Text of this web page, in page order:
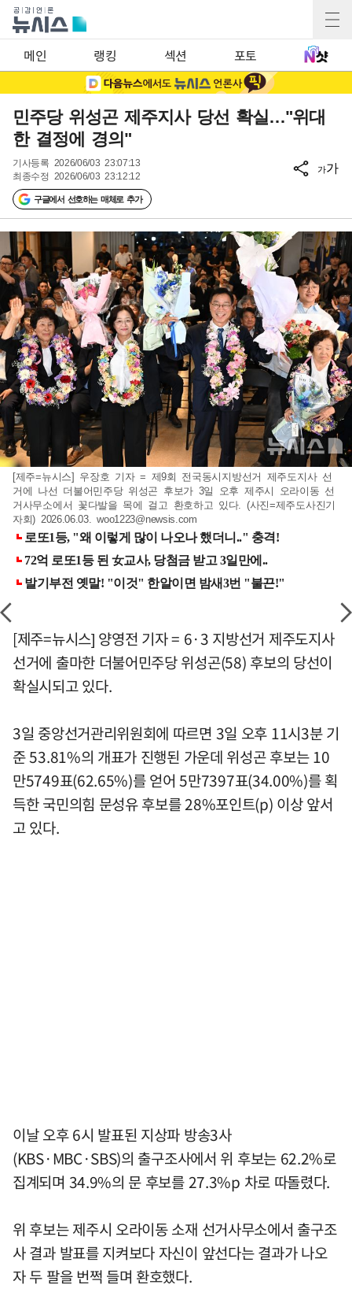
메인 랭킹 섹션 포토
민주당 위성곤 제주지사 당선 확실…"위대
한 결정에 경의"
기사등록 2026/06/03 23:07:13
최종수정 2026/06/03 23:12:12
구글에서 선호하는 매체로 추가
가가
[제주=뉴시스] 우장호 기자 = 제9회 전국동시지방선거 제주도지사 선
거에 나선 더불어민주당 위성곤 후보가 3일 오후 제주시 오라이동 선
거사무소에서 꽃다발을 목에 걸고 환호하고 있다. (사진=제주도사진기
자회) 2026.06.03.woo1223@newsis.com
[제주=뉴시스] 양영전 기자 = 6·3 지방선거 제주도지사
선거에 출마한 더불어민주당 위성곤(58) 후보의 당선이
확실시되고 있다.
3일 중앙선거관리위원회에 따르면 3일 오후 11시3분 기
준 53.81%의 개표가 진행된 가운데 위성곤 후보는 10
만5749표(62.65%)를 얻어 5만7397표(34.00%)를 획
득한 국민의힘 문성유 후보를 28%포인트(p) 이상 앞서
고 있다.
이날 오후 6시 발표된 지상파 방송3사
(KBS·MBC·SBS)의 출구조사에서 위 후보는 62.2%로
집계되며 34.9%의 문 후보를 27.3%p 차로 따돌렸다.
위 후보는 제주시 오라이동 소재 선거사무소에서 출구조
사 결과 발표를 지켜보다 자신이 앞선다는 결과가 나오
자 두 팔을 번쩍 들며 환호했다.